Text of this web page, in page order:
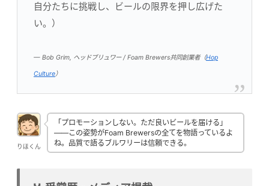
自分たちに挑戦し、ビールの限界を押し広げた
い。）
— Bob Grim, ヘッドブリュワー / Foam Brewers共同創業者（Hop
Culture）
りほくん
「プロモーションしない。ただ良いビールを届ける」
——この姿勢がFoam Brewersの全てを物語っているよ
ね。品質で語るブルワリーは信頼できる。